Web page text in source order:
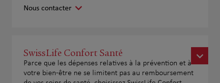
Nous contacter
SwissLife Confort Santé
Parce que les dépenses relatives à la prévention et à
votre bien-être ne se limitent pas au remboursement